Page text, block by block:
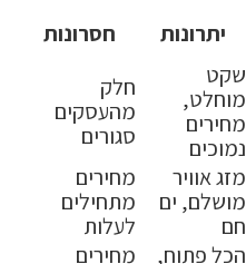
יתרונות חסרונות
שקט
מוחלט,
מחירים
נמוכים
חלק
מהעסקים
סגורים
מזג אוויר
מושלם, ים
חם
מחירים
מתחילים
לעלות
הכל פתוח,
מחירים